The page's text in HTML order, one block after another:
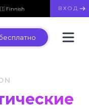
Finnish ВХОД